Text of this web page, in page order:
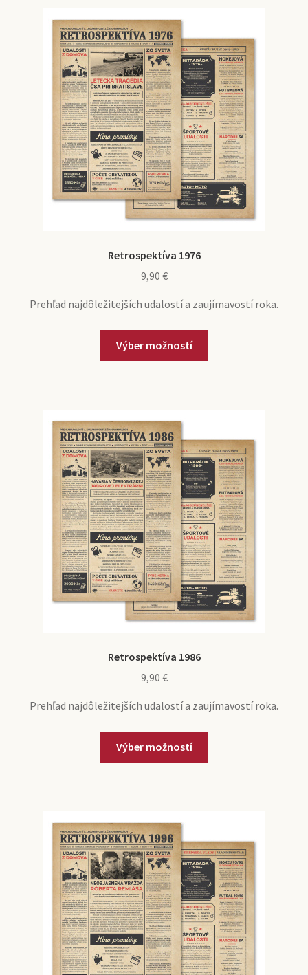
Retrospektíva 1976
9,90 €
Prehľad najdôležitejších udalostí a zaujímavostí roka.
Výber možností
Retrospektíva 1986
9,90 €
Prehľad najdôležitejších udalostí a zaujímavostí roka.
Výber možností